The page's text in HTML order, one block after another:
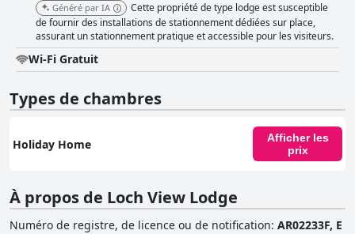
Généré par IA
Cette propriété de type lodge est susceptible
de fournir des installations de stationnement dédiées sur place,
assurant un stationnement pratique et accessible pour les visiteurs.
Wi-Fi Gratuit
Types de chambres
Holiday Home
Afficher les
prix
À propos de Loch View Lodge
Numéro de registre, de licence ou de notification: AR02233F, E